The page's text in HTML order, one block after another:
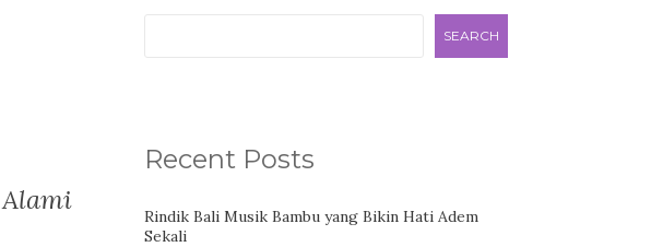
SEARCH
Recent Posts
Rindik Bali Musik Bambu yang Bikin Hati Adem
Sekali